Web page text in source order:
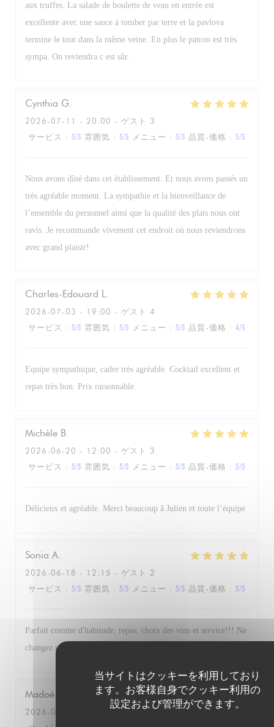
当サイトはクッキーを利用しており
ます。お客様自身でクッキー利用の
設定および管理ができます。
aux truffes. La salade de boulette de veau en entrée est
excellente avec une sauce à tomber par terre et la pavlova
termine le tout dans la même veine. En plus le patron est très
sympa. On reviendra c est sûr.
Cynthia G
2026-07-11
- 20:00 - ゲスト 3
サービス : 5/5 雰囲気 : 5/5 メニュー : 5/5 品質-価格 : 5/5
Nous avons dîné dans cet établissement. Et nous avons passés un
très agréable moment. La sympathie et la bienveillance de
l’ensemble du personnel ainsi que la qualité des plats nous ont
ravis. Je recommande vivement cet endroit où nous reviendrons
avec grand plaisir!
Charles-Edouard L
2026-07-03 - 19:00 - ゲスト 4
サービス : 5/5 雰囲気 : 5/5 メニュー : 5/5 品質-価格 : 4/5
Equipe sympathique, cadre très agréable. Cocktail excellent et
repas très bon. Prix raisonnable.
Michèle B
2026-06-20 - 12:00 - ゲスト 3
サービス : 5/5 雰囲気 : 5/5 メニュー : 5/5 品質-価格 : 5/5
Délicieux et agréable. Merci beaucoup â Julien et toute l’équipe
Sonia A
2026-06-18 - 12:15 - ゲスト 2
サービス : 5/5 雰囲気 : 5/5 メニュー : 5/5 品質-価格 : 5/5
Parfait comme d'habitude, repas, choix des vins et service!!! Ne
changez rien. A bientot
Madoé
2026-06-16
- 21:30 - ゲスト 2